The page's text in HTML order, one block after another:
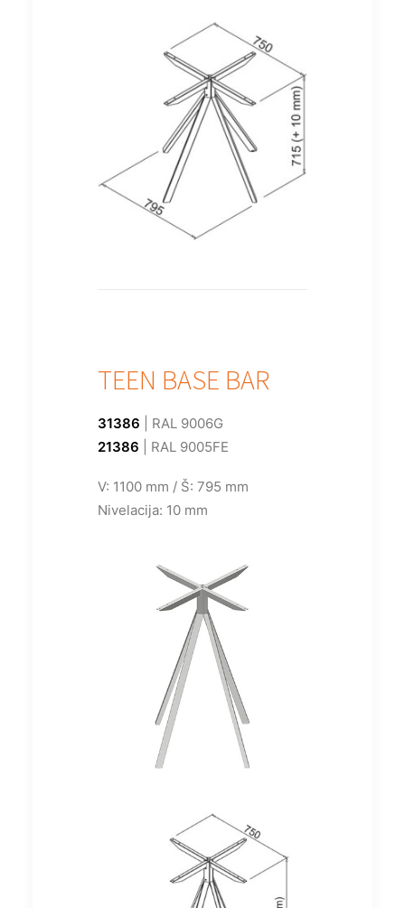
TEEN BASE BAR
31386 | RAL 9006G
21386 | RAL 9005FE
V: 1100 mm / Š: 795 mm
Nivelacija: 10 mm